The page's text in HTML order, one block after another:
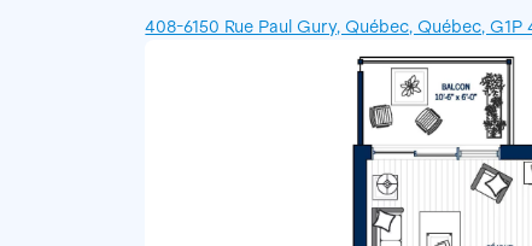
408-6150 Rue Paul Gury, Québec, Québec, G1P